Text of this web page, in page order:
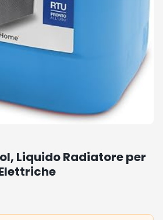
Liquido Radiatore per